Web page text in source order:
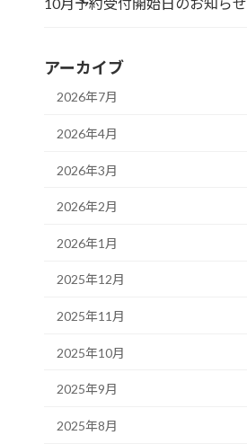
アーカイブ
2026年7月
2026年4月
2026年3月
2026年2月
2026年1月
2025年12月
2025年11月
2025年10月
2025年9月
2025年8月